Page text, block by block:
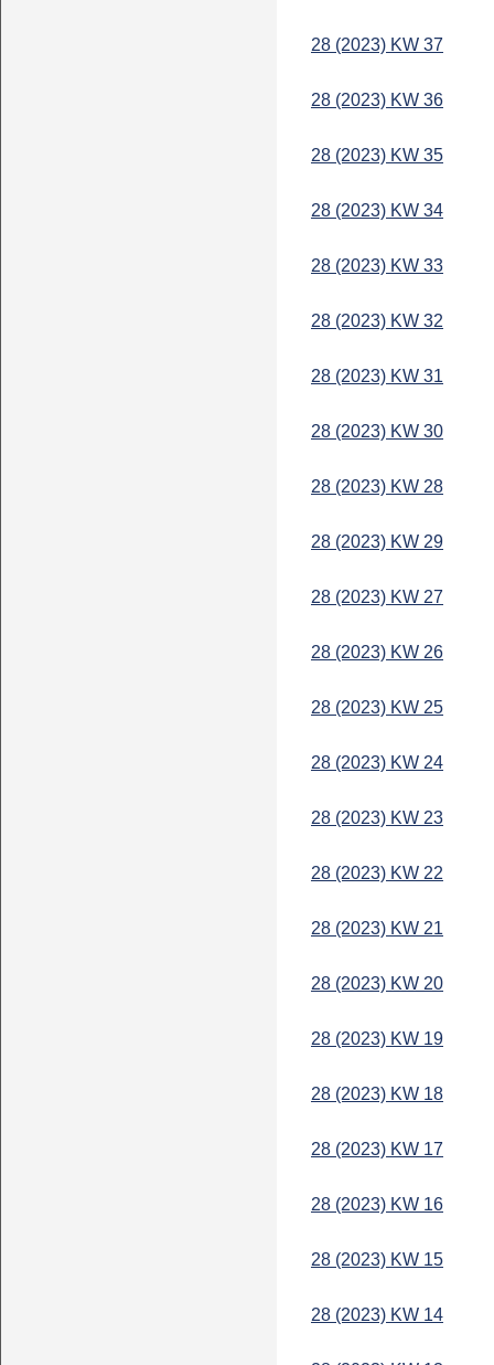
28 (2023) KW 37
28 (2023) KW 36
28 (2023) KW 35
28 (2023) KW 34
28 (2023) KW 33
28 (2023) KW 32
28 (2023) KW 31
28 (2023) KW 30
28 (2023) KW 28
28 (2023) KW 29
28 (2023) KW 27
28 (2023) KW 26
28 (2023) KW 25
28 (2023) KW 24
28 (2023) KW 23
28 (2023) KW 22
28 (2023) KW 21
28 (2023) KW 20
28 (2023) KW 19
28 (2023) KW 18
28 (2023) KW 17
28 (2023) KW 16
28 (2023) KW 15
28 (2023) KW 14